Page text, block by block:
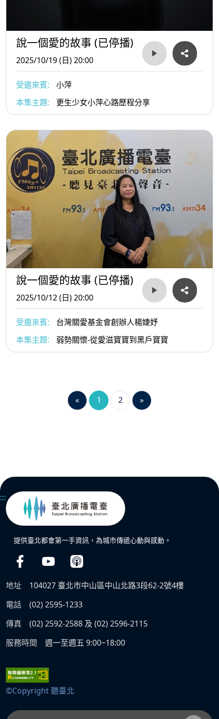
說一個愛的故事 (已停播)
2025/10/19 (日) 20:00
受邀來賓:
小萍
本集主題:
更生少女小萍心路歷程分享
說一個愛的故事 (已停播)
2025/10/12 (日) 20:00
受邀來賓:
台灣關愛基金會創辦人楊婕妤
本集主題:
弱勢關懷-從愛滋寶寶到黑戶寶寶
« 1 2 »
:::
提供臺北都會第一手資訊，為城市傳遞心動與感動。
地址
104027 臺北市中山區中山北路3段62-2號4樓
電話
(02) 2595-1233
傳真
(02) 2592-2588 及 (02) 2596-2115
服務時間
週一至週五 9:00~18:00
©Copyright 聽臺北